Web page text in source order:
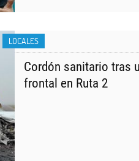
LOCALES
Cordón sanitario tras
frontal en Ruta 2